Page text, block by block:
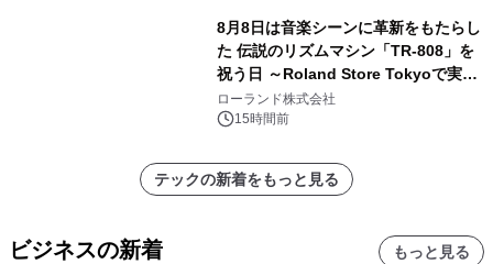
8月8日は音楽シーンに革新をもたらし
た 伝説のリズムマシン「TR-808」を
祝う日 ～Roland Store Tokyoで実機
を展示しての 記念キャンペーンを開
催 英国ラジオ「NTS」の 特別プログ
アーティストを フィーチャーしたアニ
メーションを公開～
ローランド株式会社
15時間前
テックの新着をもっと見る
ビジネスの新着 もっと見る